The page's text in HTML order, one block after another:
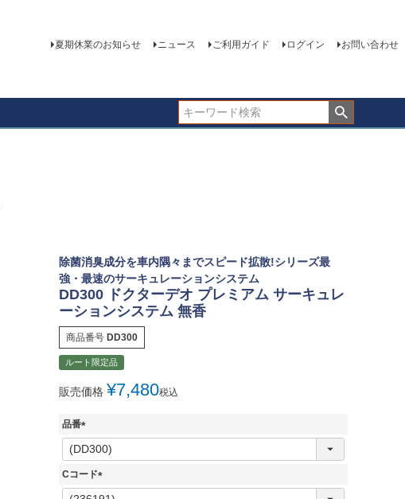
夏期休業のお知らせ ニュース ご利用ガイド ログイン お問い合わせ
除菌消臭成分を車内隅々までスピード拡散!シリーズ最
強・最速のサーキュレーションシステム
DD300 ドクターデオ プレミアム サーキュレ
ーションシステム 無香
商品番号 DD300
ルート限定品
販売価格 ¥7,480税込
品番
(
必
須
Cコード
(